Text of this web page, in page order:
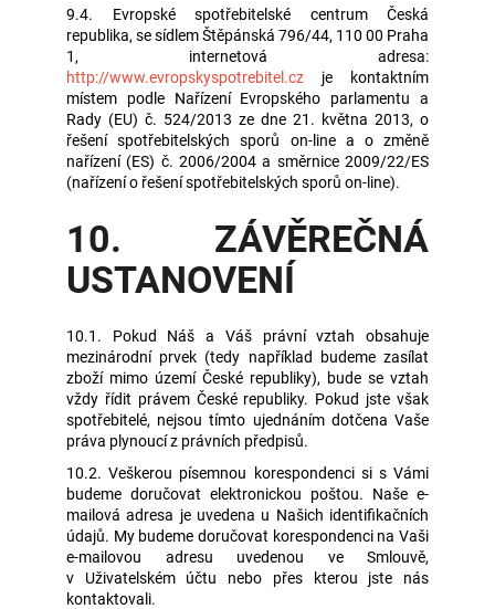
9.4. Evropské spotřebitelské centrum Česká
republika, se sídlem Štěpánská 796/44, 110 00 Praha
1, internetová adresa:
http://www.evropskyspotrebitel.cz je kontaktním
místem podle Nařízení Evropského parlamentu a
Rady (EU) č. 524/2013 ze dne 21. května 2013, o
řešení spotřebitelských sporů on-line a o změně
nařízení (ES) č. 2006/2004 a směrnice 2009/22/ES
(nařízení o řešení spotřebitelských sporů on-line).
10. ZÁVĚREČNÁ
USTANOVENÍ
10.1. Pokud Náš a Váš právní vztah obsahuje
mezinárodní prvek (tedy například budeme zasílat
zboží mimo území České republiky), bude se vztah
vždy řídit právem České republiky. Pokud jste však
spotřebitelé, nejsou tímto ujednáním dotčena Vaše
práva plynoucí z právních předpisů.
10.2. Veškerou písemnou korespondenci si s Vámi
budeme doručovat elektronickou poštou. Naše e-
mailová adresa je uvedena u Našich identifikačních
údajů. My budeme doručovat korespondenci na Vaši
e-mailovou adresu uvedenou ve Smlouvě,
v Uživatelském účtu nebo přes kterou jste nás
kontaktovali.